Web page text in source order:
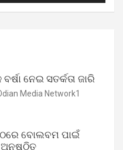
ନେଇ ସତର୍କତା ଜାରି
Media Network1
ବୋଲବମ ପାଇଁ